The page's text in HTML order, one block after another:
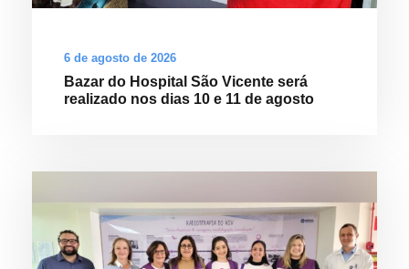
6 de agosto de 2026
Bazar do Hospital São Vicente será
realizado nos dias 10 e 11 de agosto